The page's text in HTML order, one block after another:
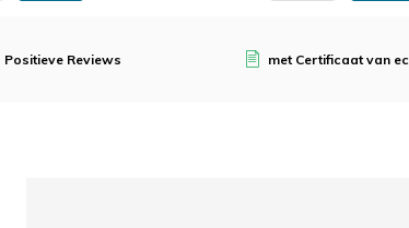
Positieve Reviews met Certificaat van